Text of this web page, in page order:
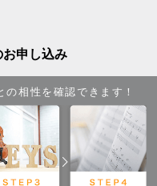
申し込み
相性を確認できます！